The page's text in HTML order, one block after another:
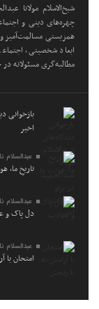
شیخ‌الاسلام مولانا
چهره‌های دینی و
همزیستی مسالمت‌آمیز
ابعاد شخصیتی،
مطالبه‌گری مسئولانه در
بازخوانی
اخیر
عبدالسلام
تاریخِ ما،
عبدالسلام
دل پاک و
عبدالسلام
امتحان با